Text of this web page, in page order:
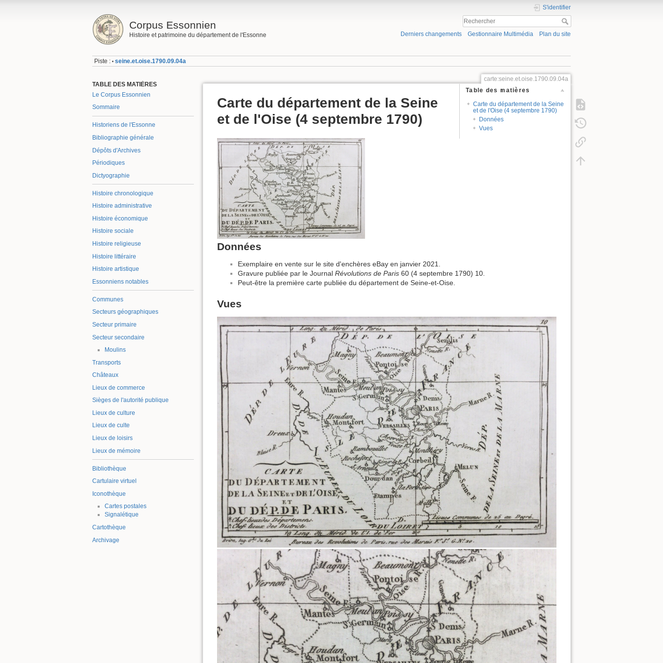
Corpus Essonnien
Histoire et patrimoine du département de l'Essonne
S'identifier
Derniers changements Gestionnaire Multimédia Plan du site
Piste : • seine.et.oise.1790.09.04a
TABLE DES MATIÈRES
Le Corpus Essonnien
Sommaire
Historiens de l'Essonne
Bibliographie générale
Dépôts d'Archives
Périodiques
Dictyographie
Histoire chronologique
Histoire administrative
Histoire économique
Histoire sociale
Histoire religieuse
Histoire littéraire
Histoire artistique
Essonniens notables
Communes
Secteurs géographiques
Secteur primaire
Secteur secondaire
Moulins
Transports
Châteaux
Lieux de commerce
Sièges de l'autorité publique
Lieux de culture
Lieux de culte
Lieux de loisirs
Lieux de mémoire
Bibliothèque
Cartulaire virtuel
Iconothèque
Cartes postales
Signalétique
Cartothèque
Archivage
carte:seine.et.oise.1790.09.04a
Table des matières
Carte du département de la Seine
et de l'Oise (4 septembre 1790)
Données
Vues
Carte du département de la Seine
et de l'Oise (4 septembre 1790)
Données
Exemplaire en vente sur le site d'enchères eBay en janvier 2021.
Gravure publiée par le Journal Révolutions de Paris 60 (4 septembre 1790) 10.
Peut-être la première carte publiée du département de Seine-et-Oise.
Vues